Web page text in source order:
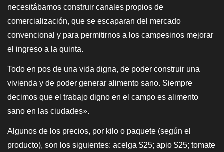
necesitábamos construir canales propios de
comercialización, que se escaparan del mercado
convencional y para permitirnos a los campesinos mejorar
el ingreso a la quinta.
Todo en pos de una vida digna, de poder construir una
vivienda y de poder generar alimento sano. Siempre
decimos que el trabajo digno en el campo es alimento
sano en las ciudades».
Algunos de los precios, por kilo o paquete (según el
producto), son los siguientes: acelga $25; apio $25; tomate